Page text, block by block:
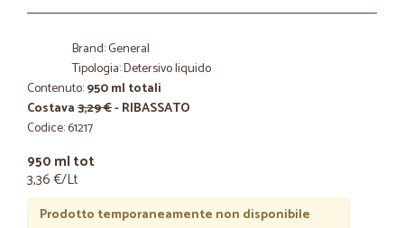
Brand: General
Tipologia: Detersivo liquido
Contenuto:950 ml totali
Costava3,29 €- RIBASSATO
Codice: 61217
950 ml tot
3,36 €/Lt
Prodotto temporaneamente non disponibile